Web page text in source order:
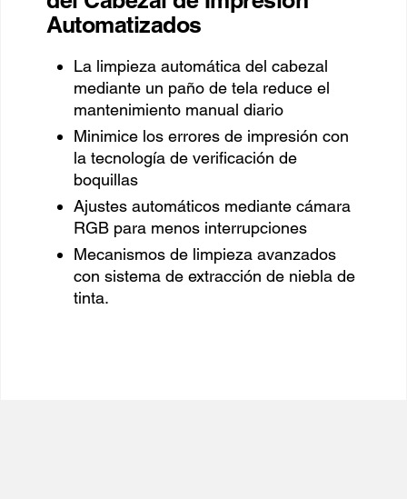
Automatizados
La limpieza automática del cabezal
mediante un paño de tela reduce el
mantenimiento manual diario
Minimice los errores de impresión con
la tecnología de verificación de
boquillas
Ajustes automáticos mediante cámara
RGB para menos interrupciones
Mecanismos de limpieza avanzados
con sistema de extracción de niebla de
tinta.